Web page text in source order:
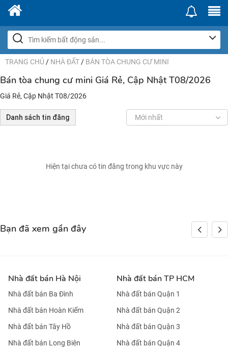
TRANG CHỦ / NHÀ ĐẤT / BÁN TÒA CHUNG CƯ MINI
Bán tòa chung cư mini Giá Rẻ, Cập Nhật T08/2026
Giá Rẻ, Cập Nhật T08/2026
Danh sách tin đăng Mới nhất
Hiện tại chưa có tin đăng trong khu vực này
Bạn đã xem gần đây
Nhà đất bán Hà Nội
Nhà đất bán Ba Đình
Nhà đất bán Hoàn Kiếm
Nhà đất bán Tây Hồ
Nhà đất bán Long Biên
Nhà đất bán TP HCM
Nhà đất bán Quận 1
Nhà đất bán Quận 2
Nhà đất bán Quận 3
Nhà đất bán Quận 4